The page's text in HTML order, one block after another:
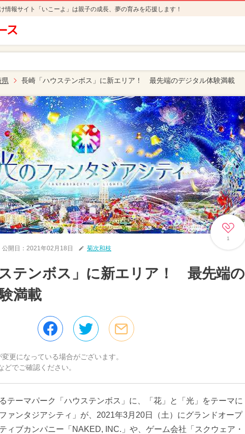
情報サイト「いこーよ」は親子の成長、夢の育みを応援します！
長崎「ハウステンボス」に新エリア！ 最先端のデジタル体験満載
1
公開日： 2021年02月18日 菊次和枝
テンボス」に新エリア！ 最先端の
満載
更になっている場合がございます。
でご確認ください。
テーマパーク「ハウステンボス」に、「花」と「光」をテーマに
ァンタジアシティ」が、2021年3月20日（土）にグランドオープ
ィブカンパニー「NAKED, INC.」や、ゲーム会社「スクウェア・